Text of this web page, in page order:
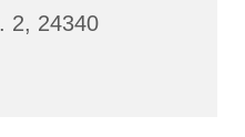
2, 24340